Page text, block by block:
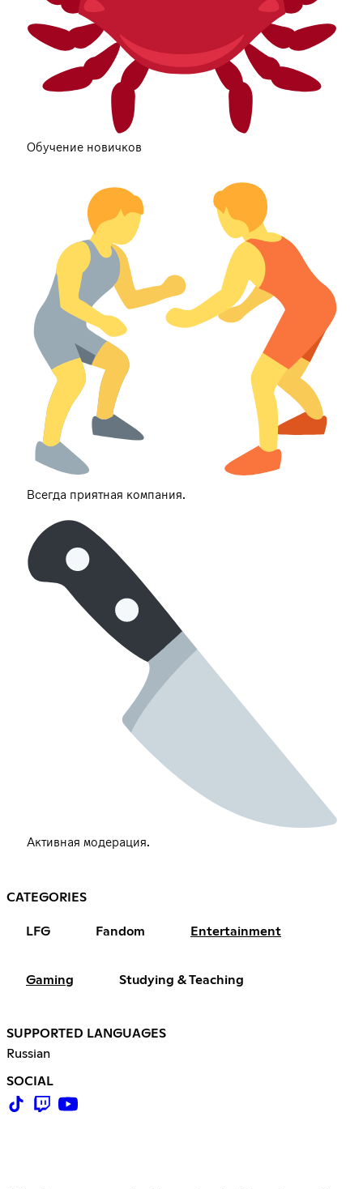
Обучение новичков
Всегда приятная компания.
Активная модерация.
CATEGORIES
LFG Fandom Entertainment
Gaming Studying & Teaching
SUPPORTED LANGUAGES
Russian
SOCIAL